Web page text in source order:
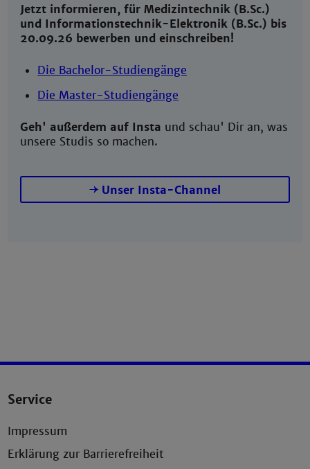
Jetzt informieren, für Medizintechnik (B.Sc.)
und Informationstechnik-Elektronik (B.Sc.) bis
20.09.26 bewerben und einschreiben!
Die Bachelor-Studiengänge
Die Master-Studiengänge
Geh' außerdem auf Insta und schau' Dir an, was
unsere Studis so machen.
Unser Insta-Channel
Service
Impressum
Erklärung zur Barrierefreiheit